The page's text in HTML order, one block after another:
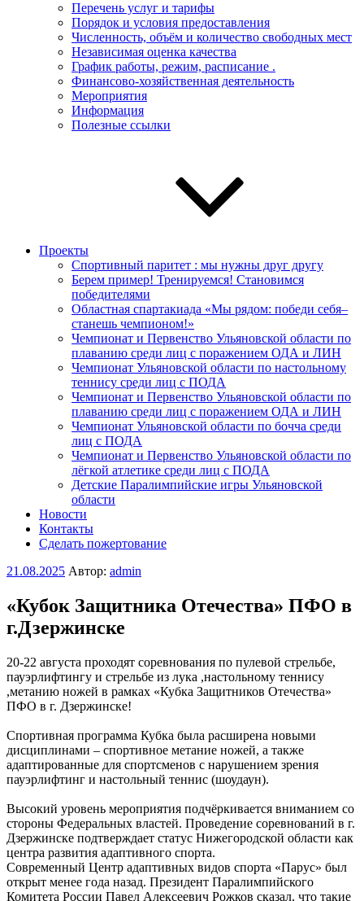
Перечень услуг и тарифы
Порядок и условия предоставления
Численность, объём и количество свободных мест
Независимая оценка качества
График работы, режим, расписание .
Финансово-хозяйственная деятельность
Мероприятия
Информация
Полезные ссылки
Проекты
Спортивный паритет : мы нужны друг другу
Берем пример! Тренируемся! Становимся
победителями
Областная спартакиада «Мы рядом: победи себя–
станешь чемпионом!»
Чемпионат и Первенство Ульяновской области по
плаванию среди лиц с поражением ОДА и ЛИН
Чемпионат Ульяновской области по настольному
теннису среди лиц с ПОДА
Чемпионат и Первенство Ульяновской области по
плаванию среди лиц с поражением ОДА и ЛИН
Чемпионат Ульяновской области по бочча среди
лиц с ПОДА
Чемпионат и Первенство Ульяновской области по
лёгкой атлетике среди лиц с ПОДА
Детские Паралимпийские игры Ульяновской
области
Новости
Контакты
Сделать пожертование
Опубликовано
21.08.2025 Автор: admin
«Кубок Защитника Отечества» ПФО в
г.Дзержинске
20-22 августа проходят соревнования по пулевой стрельбе,
пауэрлифтингу и стрельбе из лука ,настольному теннису
,метанию ножей в рамках «Кубка Защитников Отечества»
ПФО в г. Дзержинске!
Спортивная программа Кубка была расширена новыми
дисциплинами – спортивное метание ножей, а также
адаптированные для спортсменов с нарушением зрения
пауэрлифтинг и настольный теннис (шоудаун).
Высокий уровень мероприятия подчёркивается вниманием со
стороны Федеральных властей. Проведение соревнований в г.
Дзержинске подтверждает статус Нижегородской области как
центра развития адаптивного спорта.
Современный Центр адаптивных видов спорта «Парус» был
открыт менее года назад. Президент Паралимпийского
Комитета России Павел Алексеевич Рожков сказал, что такие